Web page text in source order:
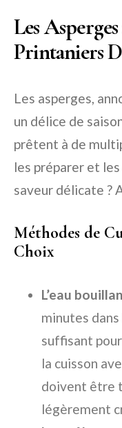
Les
Printaniers
Les asperges,
un délice de
prêtent à de
les préparer et
saveur délicate ?
Méthodes de
Choix
L’eau
minutes dans
suffisant
la cuisson
doivent être
légèrement